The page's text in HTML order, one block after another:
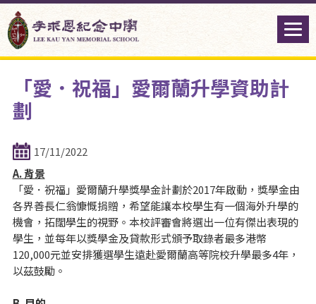
「愛．祝福」愛爾蘭升學資助計
劃
17/11/2022
A.背景
「愛．祝福」愛爾蘭升學獎學金計劃於2017年啟動，獎學金由
各界善長仁翁慷慨捐贈，希望能讓本校學生有一個海外升學的
機會，拓闊學生的視野。本校評審會將選出一位有傑出表現的
學生，並每年以獎學金及貸款形式頒予取錄者最多港幣
120,000元並安排獲選學生遠赴愛爾蘭高等院校升學最多4年，
以茲鼓勵。